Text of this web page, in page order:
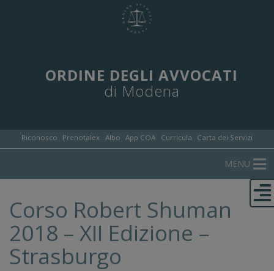
ORDINE DEGLI AVVOCATI
di Modena
Riconosco Prenotalex Albo App COA Curricula Carta dei Servizi
MENU
Corso Robert Shuman
2018 – XII Edizione –
Strasburgo